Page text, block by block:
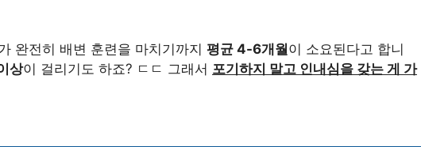
완전히 배변 훈련을 마치기까지 평균 4-6개월 이 소요된다고 합니
상이 걸리기도 하죠? ㄷㄷ 그래서 포기하지 말고 인내심을 갖는 게 가